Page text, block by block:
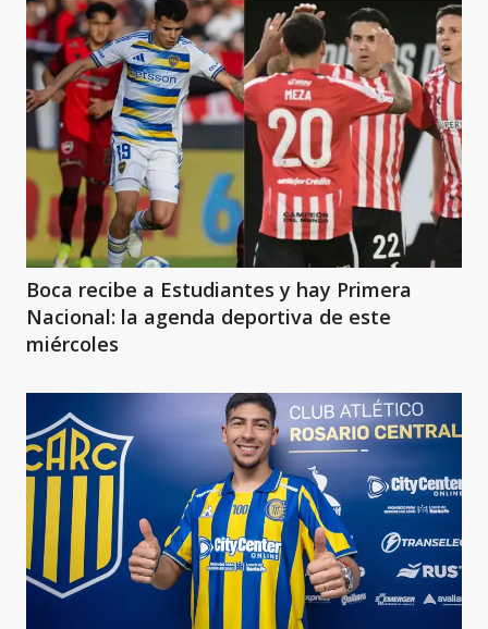
Boca recibe a Estudiantes y hay Primera
Nacional: la agenda deportiva de este
miércoles